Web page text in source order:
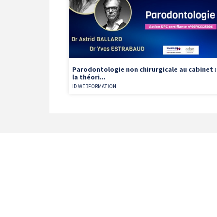
Parodontologie non chirurgicale au cabinet
la théori...
ID WEBFORMATION